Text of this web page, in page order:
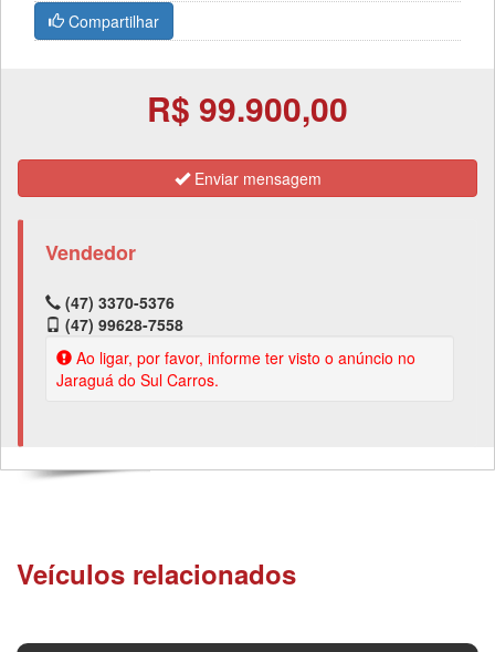
Compartilhar
R$ 99.900,00
Enviar mensagem
Vendedor
(47) 3370-5376
(47) 99628-7558
Ao ligar, por favor, informe ter visto o anúncio no
Jaraguá do Sul Carros.
Veículos relacionados